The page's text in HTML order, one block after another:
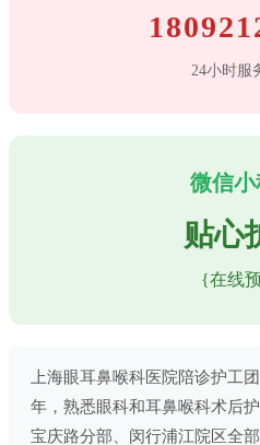
24小时服
微信
贴心
{在线
上海眼耳鼻喉科医院陪诊护工
年，熟悉眼科和耳鼻喉科术后
宝庆路分部、闵行浦江院区全